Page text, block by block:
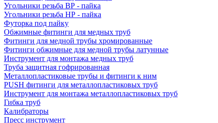
Угольники резьба ВР - пайка
Угольники резьба НР - пайка
Футорка под пайку
Обжимные фитинги для медных труб
Фитинги для медной трубы хромированные
Фитинги обжимные для медной трубы латунные
Инструмент для монтажа медных труб
Труба защитная гофрированная
Металлопластиковые трубы и фитинги к ним
PUSH фитинги для металлопластиковых труб
Инструмент для монтажа металлопластиковых труб
Гибка труб
Калибраторы
Пресс инструмент